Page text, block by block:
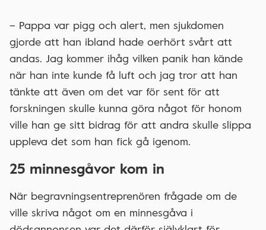
– Pappa var pigg och alert, men sjukdomen
gjorde att han ibland hade oerhört svårt att
andas. Jag kommer ihåg vilken panik han kände
när han inte kunde få luft och jag tror att han
tänkte att även om det var för sent för att
forskningen skulle kunna göra något för honom
ville han ge sitt bidrag för att andra skulle slippa
uppleva det som han fick gå igenom.
25 minnesgåvor kom in
När begravningsentreprenören frågade om de
ville skriva något om en minnesgåva i